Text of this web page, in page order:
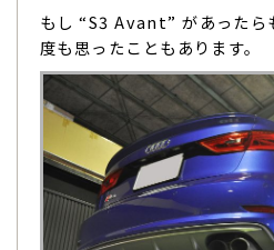
もし “S3 Avant” があったら
度も思ったこともあります。